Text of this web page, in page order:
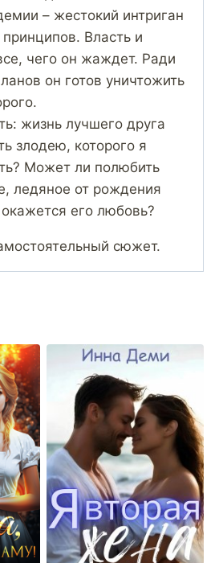
– жестокий интриган
Власть и
чего он жаждет. Ради
он готов уничтожить
жизнь лучшего друга
злодею, которого я
Может ли полюбить
ледяное от рождения
его любовь?
сюжет.